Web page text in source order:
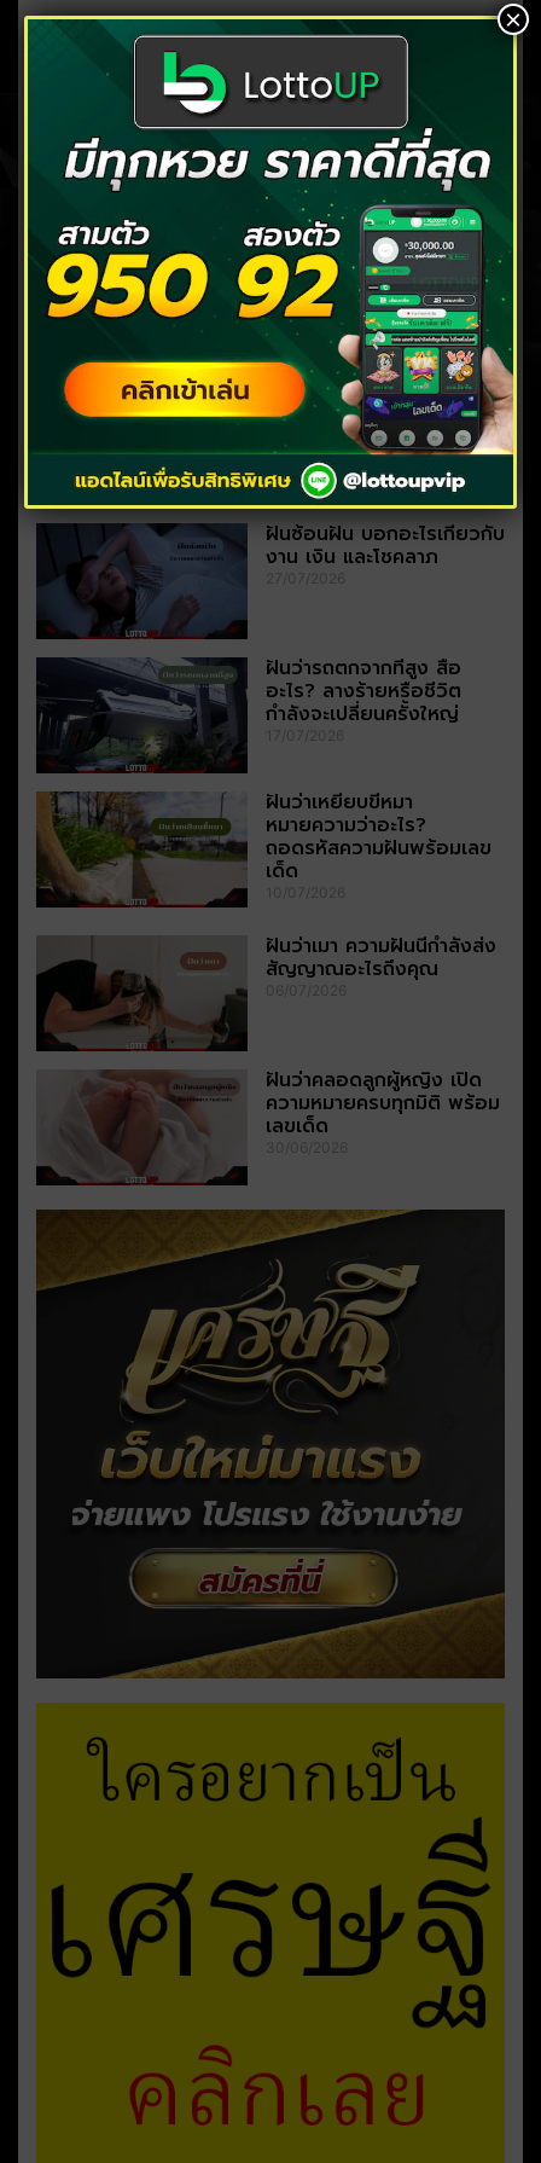
คลิก แทงหวย บาทละ 90/900
( มีทุกหวย ตลอด 24 ชั่วโมง )
โพสต์ล่าสุด
ฝันว่าโดนผีหลอก หมายถึง
อะไร? ลางร้ายหรือโชคกำลัง
มา
04/08/2026
ฝันซ้อนฝัน บอกอะไรเกี่ยวกับ
งาน เงิน และโชคลาภ
27/07/2026
ฝันว่ารถตกจากที่สูง สื่อ
อะไร? ลางร้ายหรือชีวิต
กำลังจะเปลี่ยนครั้งใหญ่
17/07/2026
ฝันว่าเหยียบขี้หมา
หมายความว่าอะไร?
ถอดรหัสความฝันพร้อมเลข
เด็ด
10/07/2026
ฝันว่าเมา ความฝันนี้กำลังส่ง
สัญญาณอะไรถึงคุณ
06/07/2026
ฝันว่าคลอดลูกผู้หญิง เปิด
ความหมายครบทุกมิติ พร้อม
เลขเด็ด
30/06/2026
×